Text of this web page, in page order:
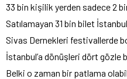
33 bin kişilik yerden sadece 2
Satılamayan 31 bin bilet
Sivas Dernekleri festivallerde
İstanbul’a dönüşleri dört gözle
Belki o zaman bir patlama